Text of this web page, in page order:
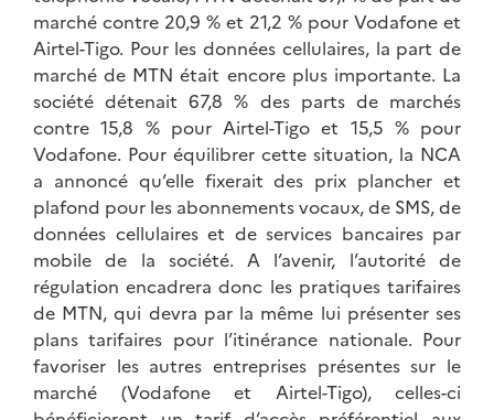
marché contre 20,9 % et 21,2 % pour Vodafone et
Airtel-Tigo. Pour les données cellulaires, la part de
marché de MTN était encore plus importante. La
société détenait 67,8 % des parts de marchés
contre 15,8 % pour Airtel-Tigo et 15,5 % pour
Vodafone. Pour équilibrer cette situation, la NCA
a annoncé qu’elle fixerait des prix plancher et
plafond pour les abonnements vocaux, de SMS, de
données cellulaires et de services bancaires par
mobile de la société. A l’avenir, l’autorité de
régulation encadrera donc les pratiques tarifaires
de MTN, qui devra par la même lui présenter ses
plans tarifaires pour l’itinérance nationale. Pour
favoriser les autres entreprises présentes sur le
marché (Vodafone et Airtel-Tigo), celles-ci